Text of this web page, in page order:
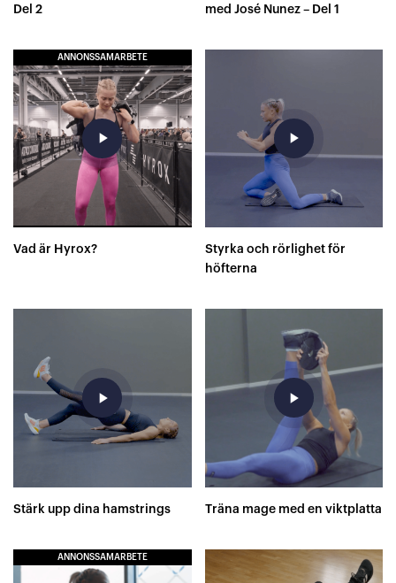
Del 2
med José Nunez – Del 1
ANNONSSAMARBETE
play_arrow
Vad är Hyrox?
play_arrow
Styrka och rörlighet för
höfterna
play_arrow
Stärk upp dina hamstrings
play_arrow
Träna mage med en viktplatta
ANNONSSAMARBETE